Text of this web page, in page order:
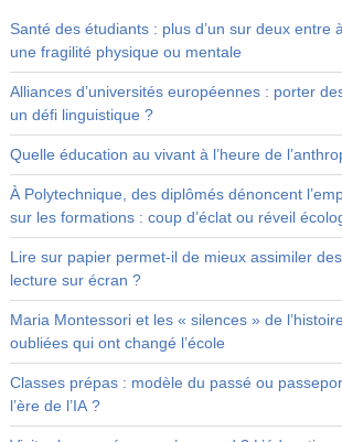
Santé des étudiants : plus d’un sur deux entre
une fragilité physique ou mentale
Alliances d’universités européennes : porter
un défi linguistique ?
Quelle éducation au vivant à l’heure de
À Polytechnique, des diplômés dénoncent
sur les formations : coup d’éclat ou réveil
Lire sur papier permet-il de mieux assimiler
lecture sur écran ?
Maria Montessori et les « silences » de
oubliées qui ont changé l’école
Classes prépas : modèle du passé ou
l’ère de l’IA ?